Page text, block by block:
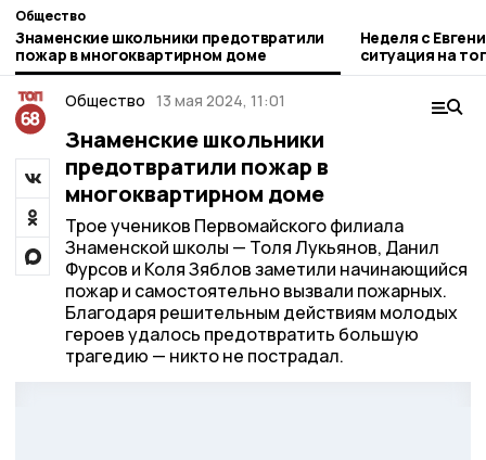
Общество
Знаменские школьники предотвратили
пожар в многоквартирном доме
Неделя с
ситуация на
городе и
Общество 13 мая 2024, 11:01
Знаменские школьники
предотвратили пожар в
многоквартирном доме
Трое учеников Первомайского филиала
Знаменской школы — Толя Лукьянов, Данил
Фурсов и Коля Зяблов заметили начинающийся
пожар и самостоятельно вызвали пожарных.
Благодаря решительным действиям молодых
героев удалось предотвратить большую
трагедию — никто не пострадал.